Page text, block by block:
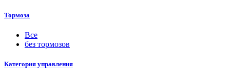
Тормоза
Все
без тормозов
Категория управления